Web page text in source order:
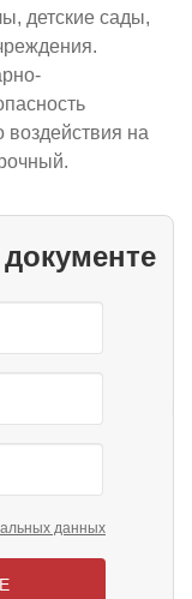
детские сады,
воздействия на
данных